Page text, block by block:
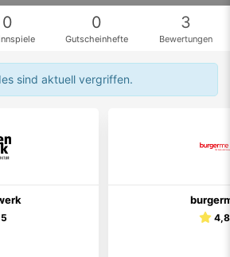
0 0
Gutscheinhefte
3
Bewertungen
sind aktuell vergriffen.
4,8